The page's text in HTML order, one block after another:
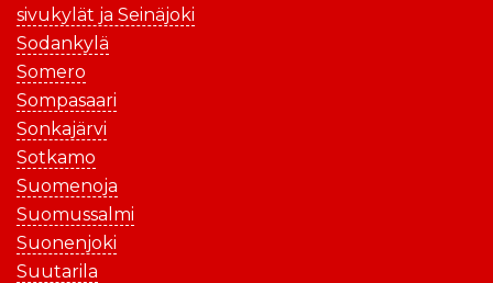
sivukylät ja Seinäjoki
Sodankylä
Somero
Sompasaari
Sonkajärvi
Sotkamo
Suomenoja
Suomussalmi
Suonenjoki
Suutarila